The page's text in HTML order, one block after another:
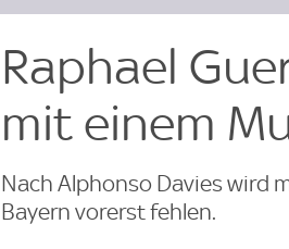
Raphael
mit einem
Nach Alphonso Davies wird
Bayern vorerst fehlen.